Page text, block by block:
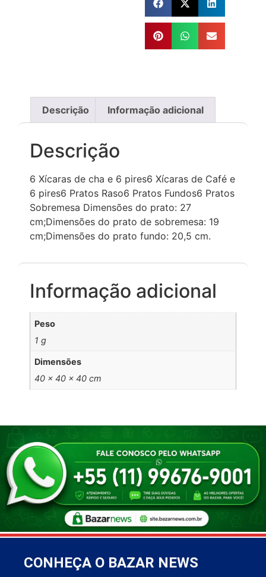
Descrição Informação adicional
Descrição
6 Xícaras de cha e 6 pires6 Xícaras de Café e
6 pires6 Pratos Raso6 Pratos Fundos6 Pratos
Sobremesa Dimensões do prato: 27
cm;Dimensões do prato de sobremesa: 19
cm;Dimensões do prato fundo: 20,5 cm.
Informação adicional
Peso
1 g
Dimensões
40 × 40 × 40 cm
CONHEÇA O BAZAR NEWS